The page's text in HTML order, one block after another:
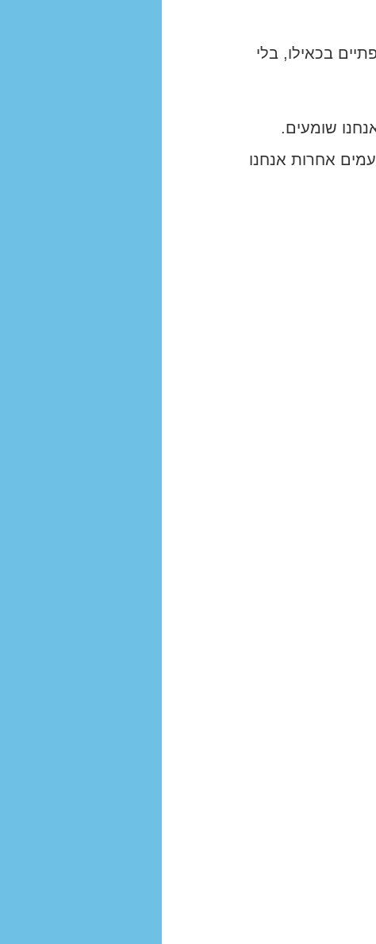
בכאילו, בלי
שומעים.
אחרות אנחנו